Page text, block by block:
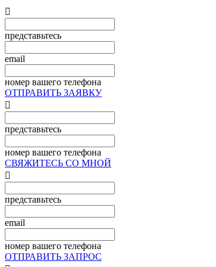

представьтесь
email
номер вашего телефона
ОТПРАВИТЬ ЗАЯВКУ

представьтесь
номер вашего телефона
СВЯЖИТЕСЬ СО МНОЙ

представьтесь
email
номер вашего телефона
ОТПРАВИТЬ ЗАПРОС